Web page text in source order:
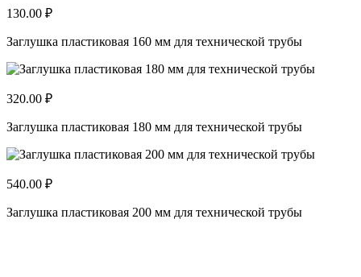
130.00 ₽
Заглушка пластиковая 160 мм для технической трубы
320.00 ₽
Заглушка пластиковая 180 мм для технической трубы
540.00 ₽
Заглушка пластиковая 200 мм для технической трубы